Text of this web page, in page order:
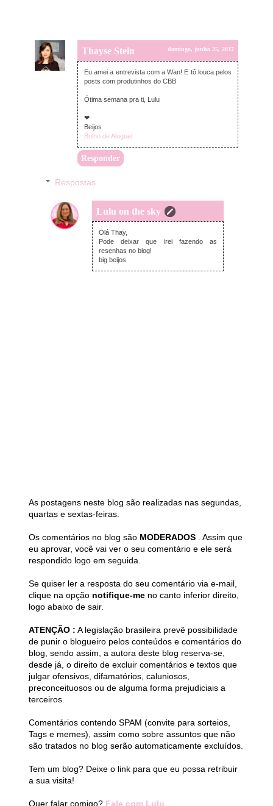
Thayse Stein domingo, junho 25, 2017
Eu amei a entrevista com a Wan! E tô louca pelos
posts com produtinhos do CBB
Ótima semana pra ti, Lulu
❤
Beijos
Brilho de Aluguel
Responder
Respostas
Lulu on the sky
segunda-feira, junho 26, 2017
Olá Thay,
Pode deixar que irei fazendo as
resenhas no blog!
big beijos
As postagens neste blog são realizadas nas segundas,
quartas e sextas-feiras.
Os comentários no blog são MODERADOS . Assim que
eu aprovar, você vai ver o seu comentário e ele será
respondido logo em seguida.
Se quiser ler a resposta do seu comentário via e-mail,
clique na opção notifique-me no canto inferior direito,
logo abaixo de sair.
ATENÇÃO : A legislação brasileira prevê possibilidade
de punir o blogueiro pelos conteúdos e comentários do
blog, sendo assim, a autora deste blog reserva-se,
desde já, o direito de excluir comentários e textos que
julgar ofensivos, difamatórios, caluniosos,
preconceituosos ou de alguma forma prejudiciais a
terceiros.
Comentários contendo SPAM (convite para sorteios,
Tags e memes), assim como sobre assuntos que não
são tratados no blog serão automaticamente excluídos.
Tem um blog? Deixe o link para que eu possa retribuir
a sua visita!
Quer falar comigo? Fale com Lulu